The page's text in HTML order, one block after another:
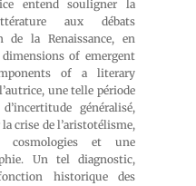
entend souligner la
aux débats
de la Renaissance, en
of emergent
of a literary
une telle période
généralisé,
crise de l’aristotélisme,
cosmologies et une
Un tel diagnostic,
historique des